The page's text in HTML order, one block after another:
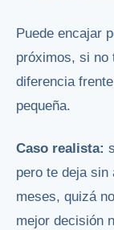
Puede encajar
próximos, si no
diferencia
pequeña.
Caso realista:
pero te deja sin
meses, quizá
mejor decisión